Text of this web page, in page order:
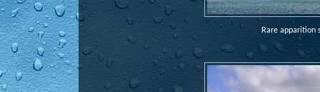
Rare apparition